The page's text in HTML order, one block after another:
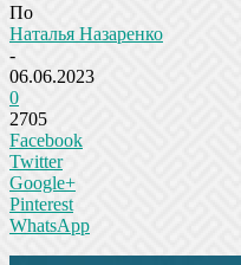
По
Наталья Назаренко
-
06.06.2023
0
2705
Facebook
Twitter
Google+
Pinterest
WhatsApp